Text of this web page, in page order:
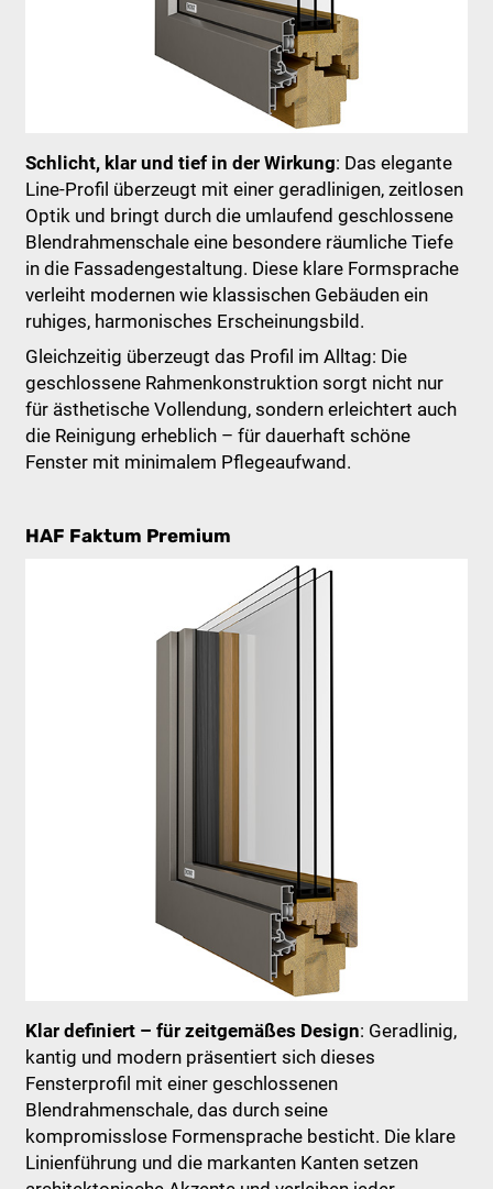
Schlicht, klar und tief in der Wirkung: Das elegante
Line-Profil überzeugt mit einer geradlinigen, zeitlosen
Optik und bringt durch die umlaufend geschlossene
Blendrahmenschale eine besondere räumliche Tiefe
in die Fassadengestaltung. Diese klare Formsprache
verleiht modernen wie klassischen Gebäuden ein
ruhiges, harmonisches Erscheinungsbild.
Gleichzeitig überzeugt das Profil im Alltag: Die
geschlossene Rahmenkonstruktion sorgt nicht nur
für ästhetische Vollendung, sondern erleichtert auch
die Reinigung erheblich – für dauerhaft schöne
Fenster mit minimalem Pflegeaufwand.
HAF Faktum Premium
Klar definiert – für zeitgemäßes Design: Geradlinig,
kantig und modern präsentiert sich dieses
Fensterprofil mit einer geschlossenen
Blendrahmenschale, das durch seine
kompromisslose Formensprache besticht. Die klare
Linienführung und die markanten Kanten setzen